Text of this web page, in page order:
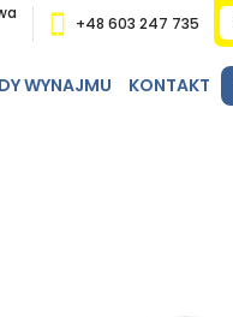
+48 603 247 735
WYNAJMU KONTAKT